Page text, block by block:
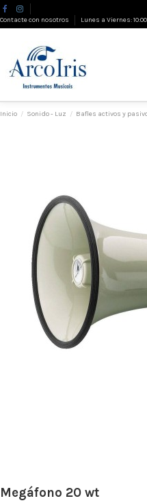
Contacte con nosotros Lunes a Viernes:
Inicio Sonido - Luz Bafles activos y
Megáfono 20 wt